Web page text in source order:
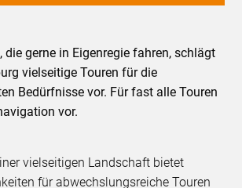
die gerne in Eigenregie fahren, schlägt
vielseitige Touren für die
Bedürfnisse vor. Für fast alle Touren
vor.
vielseitigen Landschaft bietet
für abwechslungsreiche Touren